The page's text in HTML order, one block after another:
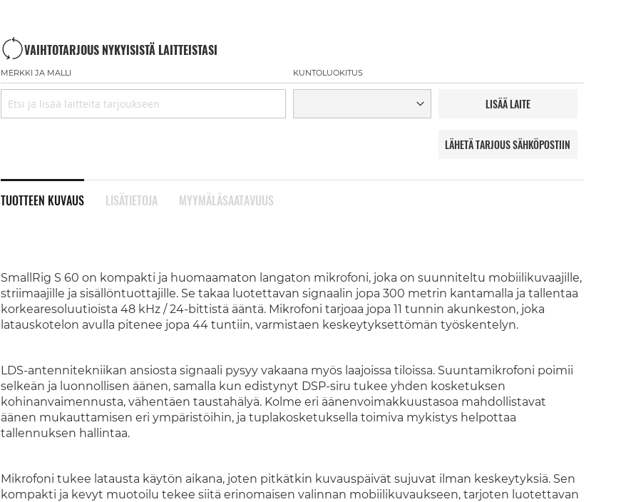
VAIHTOTARJOUS NYKYISISTÄ LAITTEISTASI
MERKKI JA MALLI KUNTOLUOKITUS
LISÄÄ LAITE
LÄHETÄ TARJOUS SÄHKÖPOSTIIN
TUOTTEEN KUVAUS
SmallRig S 60 on kompakti ja huomaamaton langaton mikrofoni, joka on suunniteltu mobiilikuvaajille,
striimaajille ja sisällöntuottajille. Se takaa luotettavan signaalin jopa 300 metrin kantamalla ja tallentaa
korkearesoluutioista 48 kHz / 24-bittistä ääntä. Mikrofoni tarjoaa jopa 11 tunnin akunkeston, joka
latauskotelon avulla pitenee jopa 44 tuntiin, varmistaen keskeytyksettömän työskentelyn.
LDS-antennitekniikan ansiosta signaali pysyy vakaana myös laajoissa tiloissa. Suuntamikrofoni poimii
selkeän ja luonnollisen äänen, samalla kun edistynyt DSP-siru tukee yhden kosketuksen
kohinanvaimennusta, vähentäen taustahälyä. Kolme eri äänenvoimakkuustasoa mahdollistavat
äänen mukauttamisen eri ympäristöihin, ja tuplakosketuksella toimiva mykistys helpottaa
tallennuksen hallintaa.
Mikrofoni tukee latausta käytön aikana, joten pitkätkin kuvauspäivät sujuvat ilman keskeytyksiä. Sen
kompakti ja kevyt muotoilu tekee siitä erinomaisen valinnan mobiilikuvaukseen, tarjoten luotettavan
LISÄTIETOJA MYYMÄLÄSAATAVUUS